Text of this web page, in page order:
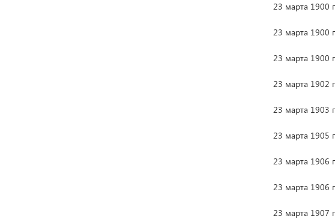
23 марта 1900
23 марта 1900
23 марта 1900
23 марта 1902
23 марта 1903
23 марта 1905
23 марта 1906
23 марта 1906
23 марта 1907